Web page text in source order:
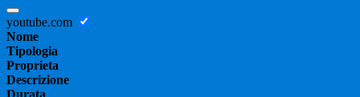
youtube.com
Nome
Tipologia
Proprieta
Descrizione
Durata